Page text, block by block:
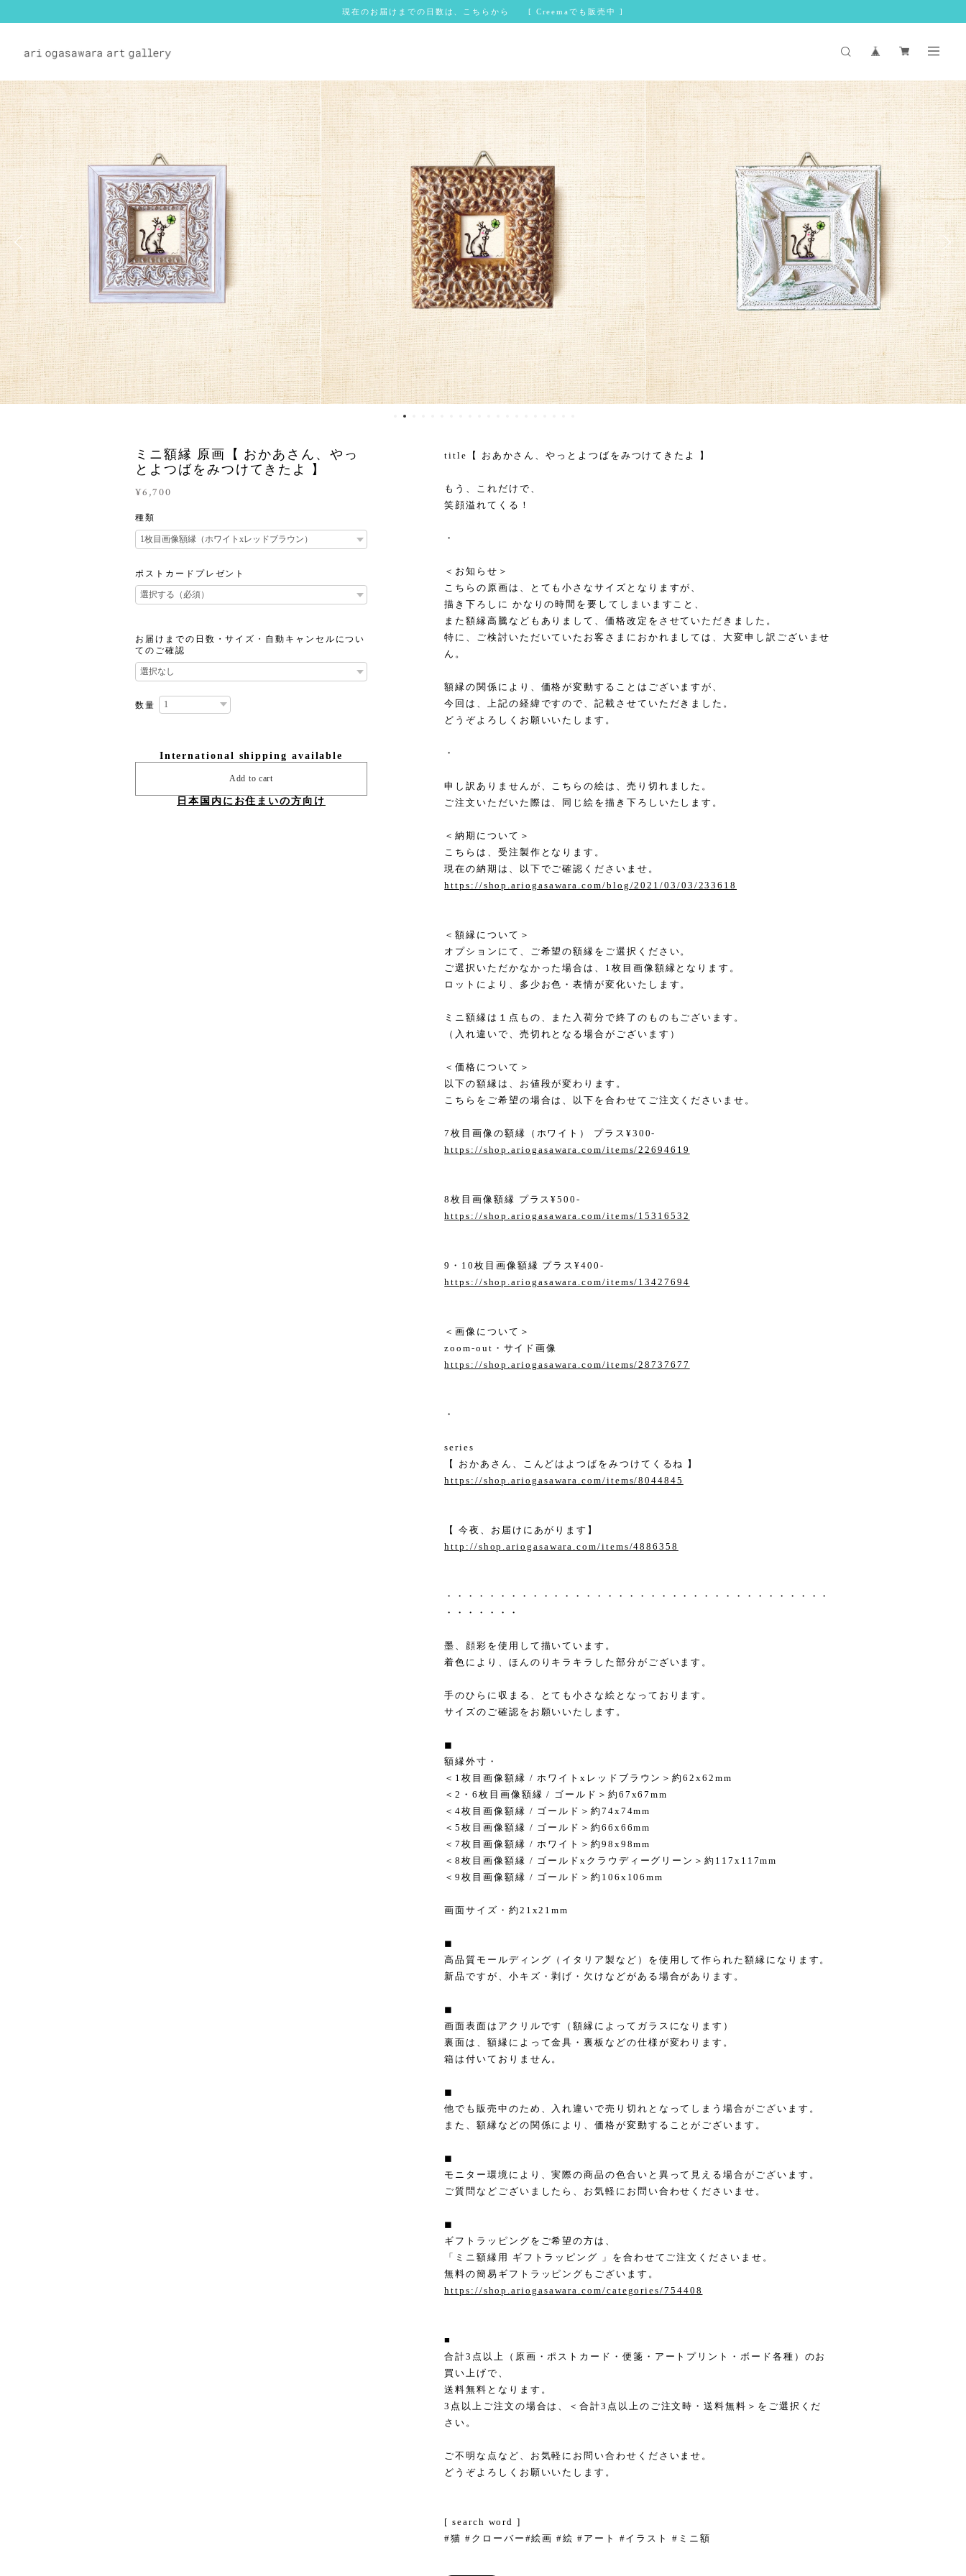
現在のお届けまでの日数は、こちらから [ Creemaでも販売中 ]
ミニ額縁 原画【 おかあさん、やっ
とよつばをみつけてきたよ 】
¥6,700
種類
ポストカードプレゼント
お届けまでの日数・サイズ・自動キャンセルについ
てのご確認
数量
International shipping available
Add to cart
日本国内にお住まいの方向け
title【 おあかさん、やっとよつばをみつけてきたよ 】
もう、これだけで、
笑顔溢れてくる！
・
＜お知らせ＞
こちらの原画は、とても小さなサイズとなりますが、
描き下ろしに かなりの時間を要してしまいますこと、
また額縁高騰などもありまして、価格改定をさせていただきました。
特に、ご検討いただいていたお客さまにおかれましては、大変申し訳ございませ
ん。
額縁の関係により、価格が変動することはございますが、
今回は、上記の経緯ですので、記載させていただきました。
どうぞよろしくお願いいたします。
・
申し訳ありませんが、こちらの絵は、売り切れました。
ご注文いただいた際は、同じ絵を描き下ろしいたします。
＜納期について＞
こちらは、受注製作となります。
現在の納期は、以下でご確認くださいませ。
https://shop.ariogasawara.com/blog/2021/03/03/233618
＜額縁について＞
オプションにて、ご希望の額縁をご選択ください。
ご選択いただかなかった場合は、1枚目画像額縁となります。
ロットにより、多少お色・表情が変化いたします。
ミニ額縁は１点もの、また入荷分で終了のものもございます。
（入れ違いで、売切れとなる場合がございます）
＜価格について＞
以下の額縁は、お値段が変わります。
こちらをご希望の場合は、以下を合わせてご注文くださいませ。
7枚目画像の額縁（ホワイト） プラス¥300-
https://shop.ariogasawara.com/items/22694619
8枚目画像額縁 プラス¥500-
https://shop.ariogasawara.com/items/15316532
9・10枚目画像額縁 プラス¥400-
https://shop.ariogasawara.com/items/13427694
＜画像について＞
zoom-out・サイド画像
https://shop.ariogasawara.com/items/28737677
・
series
【 おかあさん、こんどはよつばをみつけてくるね 】
https://shop.ariogasawara.com/items/8044845
【 今夜、お届けにあがります】
http://shop.ariogasawara.com/items/4886358
・・・・・・・・・・・・・・・・・・・・・・・・・・・・・・・・・・・・
・・・・・・・
墨、顔彩を使用して描いています。
着色により、ほんのりキラキラした部分がございます。
手のひらに収まる、とても小さな絵となっております。
サイズのご確認をお願いいたします。
◼︎
額縁外寸・
＜1枚目画像額縁 / ホワイトxレッドブラウン＞約62x62mm
＜2・6枚目画像額縁 / ゴールド＞約67x67mm
＜4枚目画像額縁 / ゴールド＞約74x74mm
＜5枚目画像額縁 / ゴールド＞約66x66mm
＜7枚目画像額縁 / ホワイト＞約98x98mm
＜8枚目画像額縁 / ゴールドxクラウディーグリーン＞約117x117mm
＜9枚目画像額縁 / ゴールド＞約106x106mm
画面サイズ・約21x21mm
◼︎
高品質モールディング（イタリア製など）を使用して作られた額縁になります。
新品ですが、小キズ・剥げ・欠けなどがある場合があります。
◼︎
画面表面はアクリルです（額縁によってガラスになります）
裏面は、額縁によって金具・裏板などの仕様が変わります。
箱は付いておりません。
◼︎
他でも販売中のため、入れ違いで売り切れとなってしまう場合がございます。
また、額縁などの関係により、価格が変動することがございます。
◼︎
モニター環境により、実際の商品の色合いと異って見える場合がございます。
ご質問などございましたら、お気軽にお問い合わせくださいませ。
◼︎
ギフトラッピングをご希望の方は、
「ミニ額縁用 ギフトラッピング 」を合わせてご注文くださいませ。
無料の簡易ギフトラッピングもございます。
https://shop.ariogasawara.com/categories/754408
■
合計3点以上（原画・ポストカード・便箋・アートプリント・ボード各種）のお
買い上げで、
送料無料となります。
3点以上ご注文の場合は、＜合計3点以上のご注文時・送料無料＞をご選択くだ
さい。
ご不明な点など、お気軽にお問い合わせくださいませ。
どうぞよろしくお願いいたします。
[ search word ]
#猫 #クローバー#絵画 #絵 #アート #イラスト #ミニ額